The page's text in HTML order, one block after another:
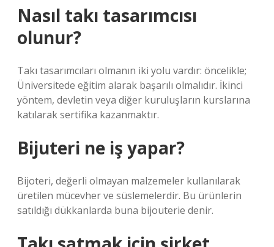
Nasıl takı tasarımcısı
olunur?
Takı tasarımcıları olmanın iki yolu vardır: öncelikle;
Üniversitede eğitim alarak başarılı olmalıdır. İkinci
yöntem, devletin veya diğer kuruluşların kurslarına
katılarak sertifika kazanmaktır.
Bijuteri ne iş yapar?
Bijoteri, değerli olmayan malzemeler kullanılarak
üretilen mücevher ve süslemelerdir. Bu ürünlerin
satıldığı dükkanlarda buna bijouterie denir.